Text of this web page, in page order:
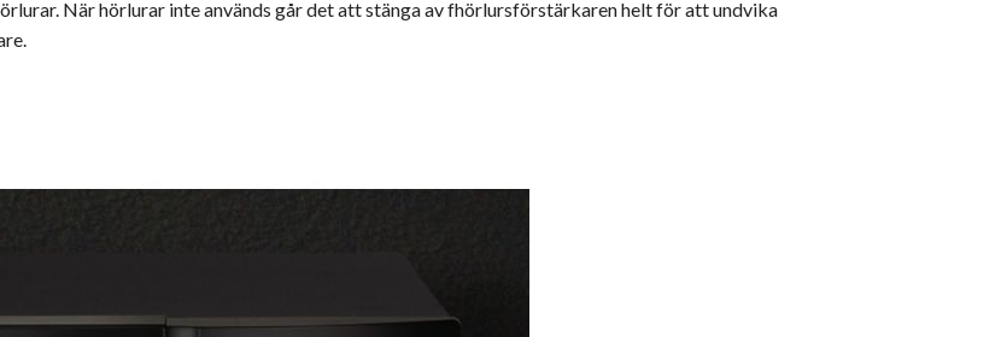
När hörlurar inte används går det att stänga av fhörlursförstärkaren helt för att undvika